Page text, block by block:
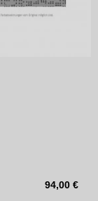
94,00 €